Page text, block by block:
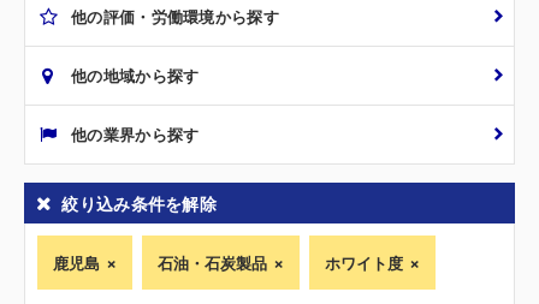
他の評価・労働環境から探す
他の地域から探す
他の業界から探す
絞り込み条件を解除
鹿児島 石油・石炭製品 ホワイト度